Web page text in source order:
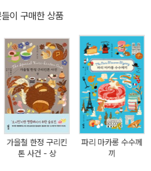
제166회 나오키상을 수상했다. 그 외의
커시블』, 『안녕 요정』, 『개는 어디에』, 『덧없
물』, 『요네자와야 책방(米澤屋書店)』 등이
, 하)으로 이어져온 계절 한정 디저트의 이름
년 만에 마무리짓는다. 특히 이번 작품에서는
바토와 오사나이의 첫 만남과, 그들이 ‘소시
시절의 사건까지 담고 있어 오랫동안 기다
족시켜줄 것이다. ‘소시민’ 시리즈는 학교를
을 다룬 ‘고전부’ 시리즈와 함께 요네자와 호
히는 학원 청춘 미스터리다. 요네자와 호노
의 진면목을 볼 수 있는 시리즈로 신간이 출
야 최상위권을 기록하며 연말 미스터리 순위
즈다. 역시나 2024년 연말 『겨울철 한정 봉
이 구매한 상품
가을철 한정 구리킨
톤 사건 - 상
파리 마카롱 수수께
끼